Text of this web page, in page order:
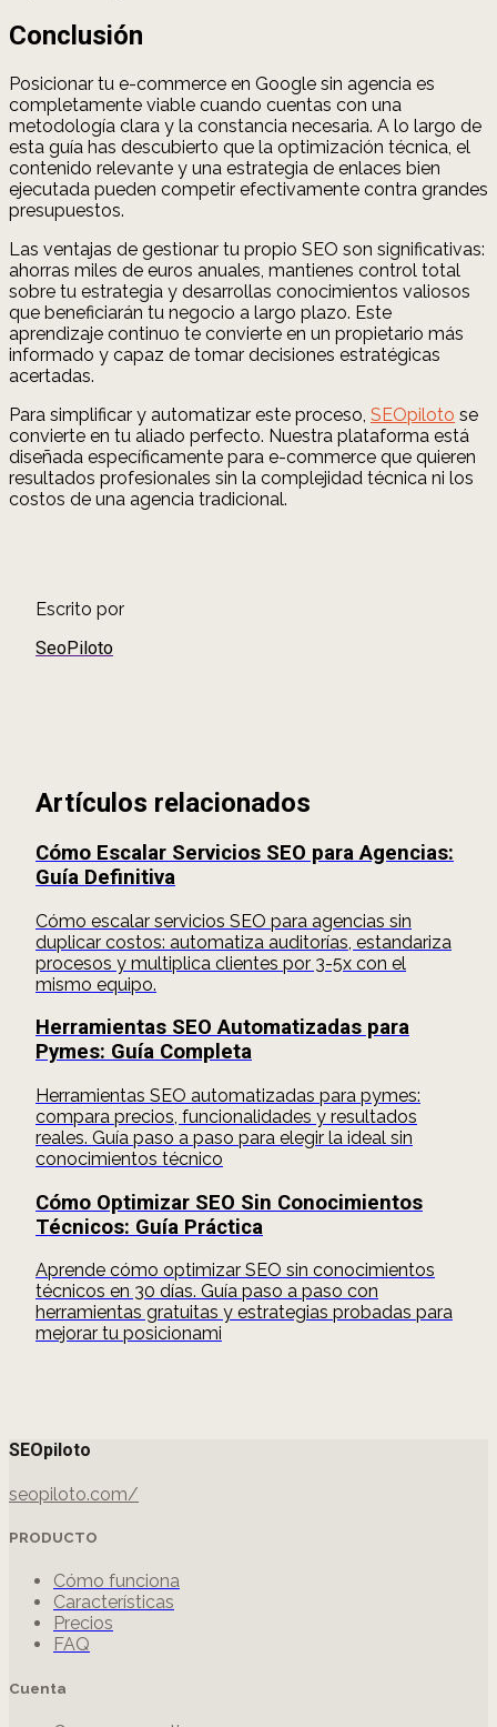
Conclusión
Posicionar tu e-commerce en Google sin agencia es
completamente viable cuando cuentas con una
metodología clara y la constancia necesaria. A lo largo de
esta guía has descubierto que la optimización técnica, el
contenido relevante y una estrategia de enlaces bien
ejecutada pueden competir efectivamente contra grandes
presupuestos.
Las ventajas de gestionar tu propio SEO son significativas:
ahorras miles de euros anuales, mantienes control total
sobre tu estrategia y desarrollas conocimientos valiosos
que beneficiarán tu negocio a largo plazo. Este
aprendizaje continuo te convierte en un propietario más
informado y capaz de tomar decisiones estratégicas
acertadas.
Para simplificar y automatizar este proceso, SEOpiloto se
convierte en tu aliado perfecto. Nuestra plataforma está
diseñada específicamente para e-commerce que quieren
resultados profesionales sin la complejidad técnica ni los
costos de una agencia tradicional.
Escrito por
SeoPiloto
Artículos relacionados
Cómo Escalar Servicios SEO para Agencias:
Guía Definitiva
Cómo escalar servicios SEO para agencias sin
duplicar costos: automatiza auditorías, estandariza
procesos y multiplica clientes por 3-5x con el
mismo equipo.
Herramientas SEO Automatizadas para
Pymes: Guía Completa
Herramientas SEO automatizadas para pymes:
compara precios, funcionalidades y resultados
reales. Guía paso a paso para elegir la ideal sin
conocimientos técnico
Cómo Optimizar SEO Sin Conocimientos
Técnicos: Guía Práctica
Aprende cómo optimizar SEO sin conocimientos
técnicos en 30 días. Guía paso a paso con
herramientas gratuitas y estrategias probadas para
mejorar tu posicionami
SEOpiloto
seopiloto.com/
PRODUCTO
Cómo funciona
Características
Precios
FAQ
Cuenta